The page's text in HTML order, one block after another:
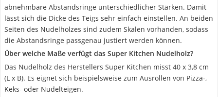
abnehmbare Abstandsringe unterschiedlicher Stärken. Damit
lässt sich die Dicke des Teigs sehr einfach einstellen. An beiden
Seiten des Nudelholzes sind zudem Skalen vorhanden, sodass
die Abstandsringe passgenau justiert werden können.
Über welche Maße verfügt das Super Kitchen Nudelholz?
Das Nudelholz des Herstellers Super Kitchen misst 40 x 3,8 cm
(L x B). Es eignet sich beispielsweise zum Ausrollen von Pizza-,
Keks- oder Nudelteigen.